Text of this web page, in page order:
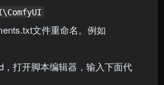
文件重命名。例如
打开脚本编辑器，输入下面代